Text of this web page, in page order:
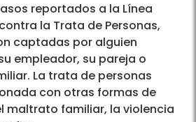
reportados a la Línea
la Trata de Personas,
captadas por alguien
empleador, su pareja o
La trata de personas
con otras formas de
maltrato familiar, la violencia